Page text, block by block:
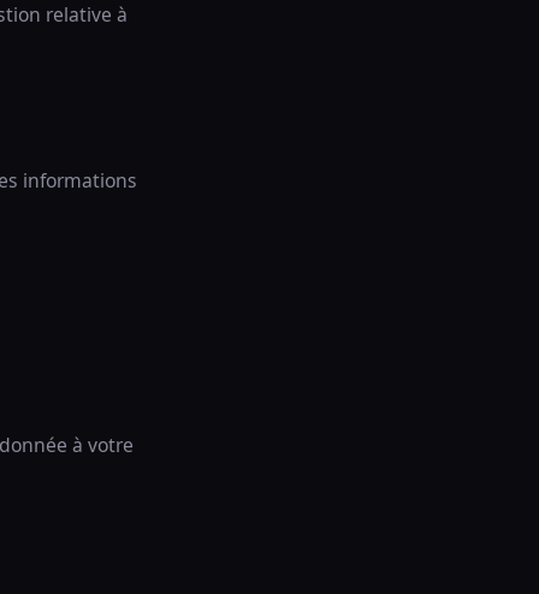
relative à
informations
à votre